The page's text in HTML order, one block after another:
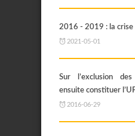
2016 - 2019 : la crise
2021-05-01
Sur l’exclusion
ensuite constituer
2016-06-29